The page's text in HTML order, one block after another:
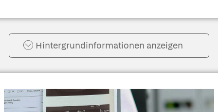
Hintergrund­informationen anzeigen